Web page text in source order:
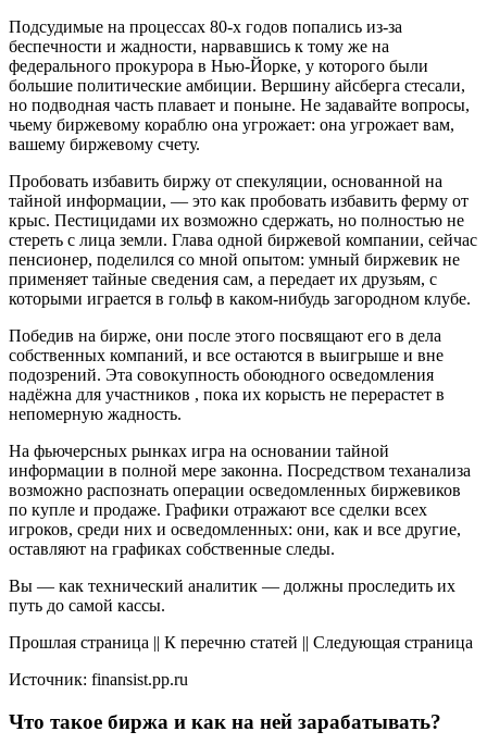
Подсудимые на процессах 80-х годов попались из-за
беспечности и жадности, нарвавшись к тому же на
федерального прокурора в Нью-Йорке, у которого были
большие политические амбиции. Вершину айсберга стесали,
но подводная часть плавает и поныне. Не задавайте вопросы,
чьему биржевому кораблю она угрожает: она угрожает вам,
вашему биржевому счету.
Пробовать избавить биржу от спекуляции, основанной на
тайной информации, — это как пробовать избавить ферму от
крыс. Пестицидами их возможно сдержать, но полностью не
стереть с лица земли. Глава одной биржевой компании, сейчас
пенсионер, поделился со мной опытом: умный биржевик не
применяет тайные сведения сам, а передает их друзьям, с
которыми играется в гольф в каком-нибудь загородном клубе.
Победив на бирже, они после этого посвящают его в дела
собственных компаний, и все остаются в выигрыше и вне
подозрений. Эта совокупность обоюдного осведомления
надёжна для участников , пока их корысть не перерастет в
непомерную жадность.
На фьючерсных рынках игра на основании тайной
информации в полной мере законна. Посредством теханализа
возможно распознать операции осведомленных биржевиков
по купле и продаже. Графики отражают все сделки всех
игроков, среди них и осведомленных: они, как и все другие,
оставляют на графиках собственные следы.
Вы — как технический аналитик — должны проследить их
путь до самой кассы.
Прошлая страница || К перечню статей || Следующая страница
Источник: finansist.pp.ru
Что такое биржа и как на ней зарабатывать?